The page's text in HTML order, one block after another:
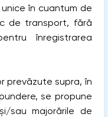
în cuantum de
de transport, fără
înregistrarea
prevăzute supra, în
se propune
sau majorările de